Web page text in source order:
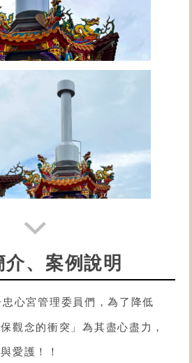
介、案例說明
心宮管理委員們，為了降低
觀念的衝突」為其盡心盡力，
愛護！！